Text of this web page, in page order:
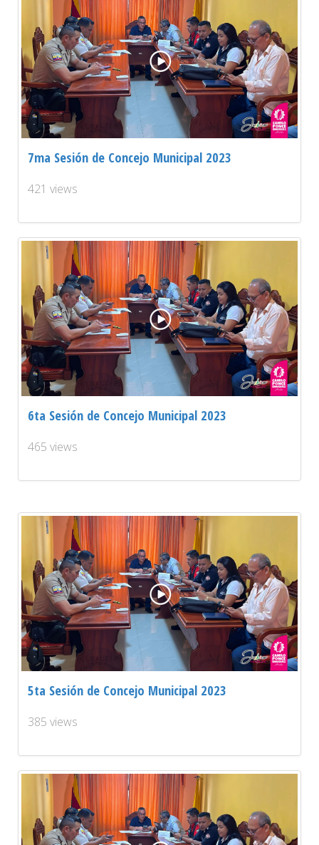
7ma Sesión de Concejo Municipal 2023
421 views
6ta Sesión de Concejo Municipal 2023
465 views
5ta Sesión de Concejo Municipal 2023
385 views